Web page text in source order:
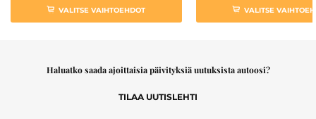
VALITSE VAIHTOEHDOT VALITSE
Haluatko saada ajoittaisia päivityksiä uutuksista autoosi?
TILAA UUTISLEHTI